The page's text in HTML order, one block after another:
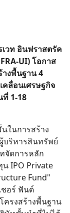
เวท อินฟราสตรัค
UI) โอกาส
งพื้นฐาน 4
ลื่อนเศรษฐกิจ
ที่ 1-18
ในการสร้าง
บริหารสินทรัพย์
จัดการหลัก
น IPO Private
Fund"
ชอร์ ฟันด์
ครงสร้างพื้นฐาน